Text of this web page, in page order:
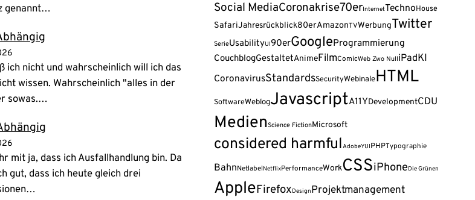
genannt…
ich nicht und wahrscheinlich will ich das
wissen. Wahrscheinlich "alles in der
sowas.…
mit ja, dass ich Ausfallhandlung bin. Da
gut, dass ich heute gleich drei
Social MediaCoronakrise70erInternetTechnoHouse
SafariJahresrückblick80erAmazonTVWerbungTwitter
SerieUsabilityUI90erGoogleProgrammierung
CouchblogGestaltetAnimeFilmComicWeb Zwo NulliPadKI
CoronavirusStandardsSecurityWebinaleHTML
SoftwareWeblogJavascriptA11YDevelopmentCDU
MedienScience FictionMicrosoft
considered harmfulAdobeYUIPHPTypographie
BahnNetlabelNetflixPerformanceWorkCSSiPhoneDie Grünen
AppleFirefoxDesignProjektmanagement